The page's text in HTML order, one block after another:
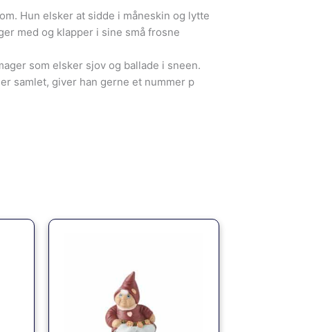
Hun elsker at sidde i måneskin og lytte
med og klapper i sine små frosne
som elsker sjov og ballade i sneen.
samlet, giver han gerne et nummer p